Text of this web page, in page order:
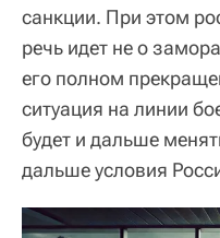
санкции. При этом
речь идет не о
его полном
ситуация на линии
будет и дальше
дальше условия